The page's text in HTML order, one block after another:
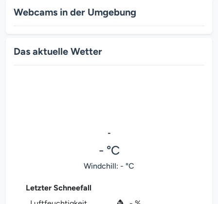
Webcams in der Umgebung
Das aktuelle Wetter
-
- °C
Windchill: - °C
Letzter Schneefall